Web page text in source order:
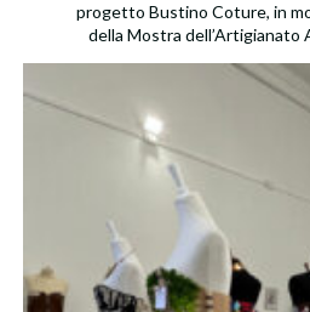
progetto Bustino Coture, in
della Mostra